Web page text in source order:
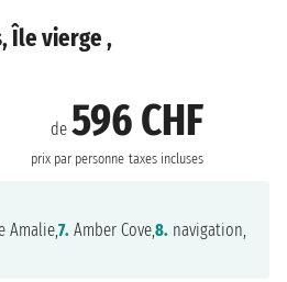
Île vierge ,
de596 CHF
prix par personne taxes incluses
Amalie,7. Amber Cove,8. navigation,